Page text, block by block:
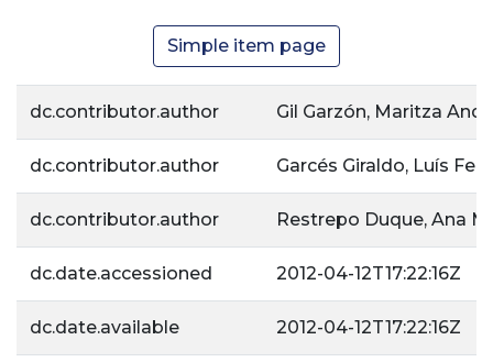
Simple item page
dc.contributor.author Gil Garzón, Maritza
dc.contributor.author Garcés Giraldo, Luís
dc.contributor.author Restrepo Duque, Ana
dc.date.accessioned 2012-04-12T17:22:16Z
dc.date.available 2012-04-12T17:22:16Z